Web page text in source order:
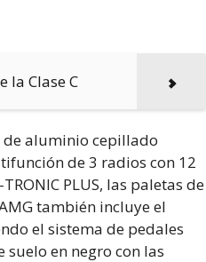
la Clase C
de aluminio cepillado
de 3 radios con 12
PLUS, las paletas de
también incluye el
el sistema de pedales
en negro con las